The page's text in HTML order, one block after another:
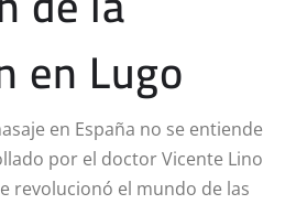
en Lugo
en España no se entiende
por el doctor Vicente Lino
revolucionó el mundo de las